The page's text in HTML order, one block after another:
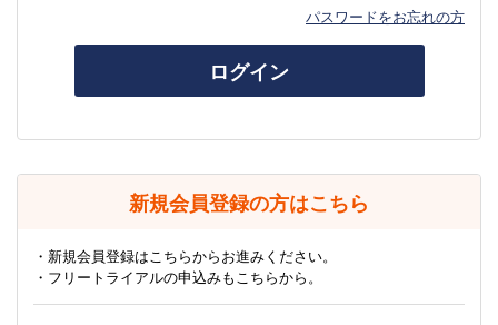
パスワードをお忘れの方
ログイン
新規会員登録の方はこちら
・新規会員登録はこちらからお進みください。
・フリートライアルの申込みもこちらから。